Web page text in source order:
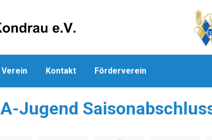
Verein Kontakt Förderverein
A-Jugend